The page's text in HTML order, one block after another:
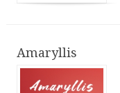
Amaryllis